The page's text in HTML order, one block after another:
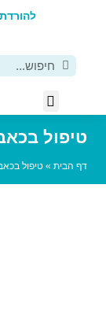
להורדת
בכאבים
» טיפול בכאבים